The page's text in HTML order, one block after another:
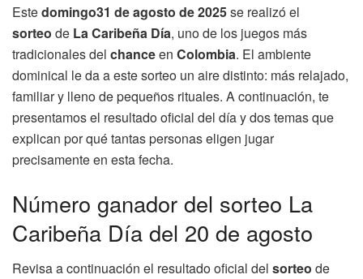
Estedomingo31 de agosto de 2025se realizó el
sorteo de La Caribeña Día, uno de los juegos más
tradicionales del chanceen Colombia. El ambiente
dominical le da a este sorteo un aire distinto: más relajado,
familiar y lleno de pequeños rituales. A continuación, te
presentamos el resultado oficial del día y dos temas que
explican por qué tantas personas eligen jugar
precisamente en esta fecha.
Número ganador del sorteo La
Caribeña Día del 20 de agosto
Revisa a continuación el resultado oficial del sorteo de